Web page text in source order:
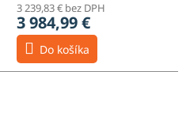
3 239,83 € bez DPH
3 984,99 €
Do košíka